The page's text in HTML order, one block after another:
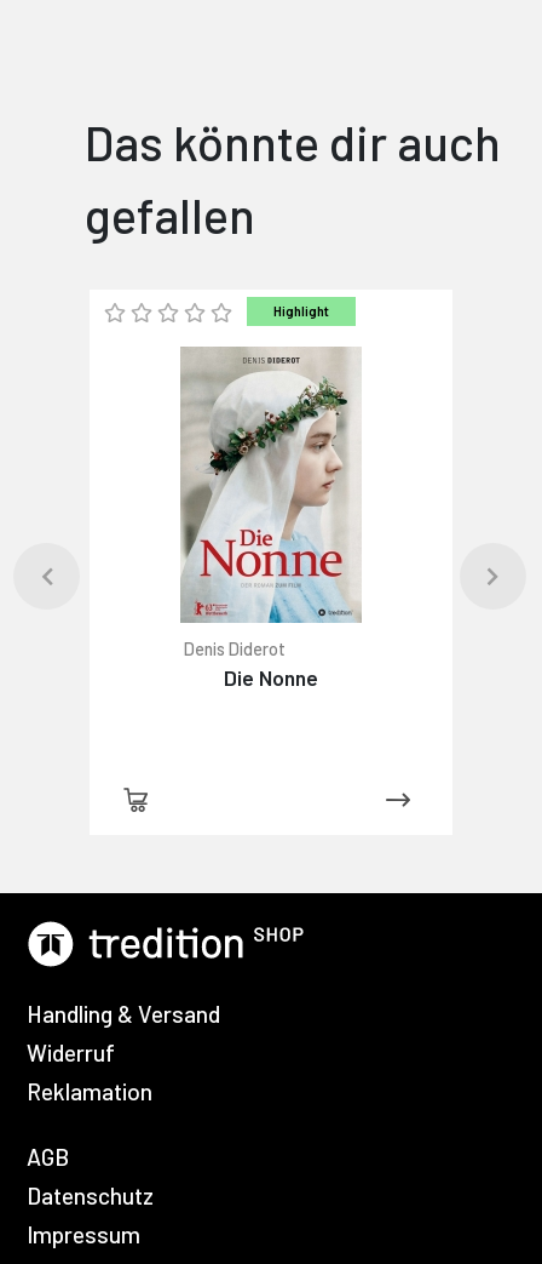
Das könnte dir auch
gefallen
Highlight
Denis Diderot
Die Nonne
Handling & Versand
Widerruf
Reklamation
AGB
Datenschutz
Impressum